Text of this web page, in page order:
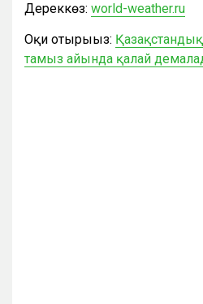
Дереккөз: world-weather.ru
Оқи отырыңыз:
тамыз айында қалай